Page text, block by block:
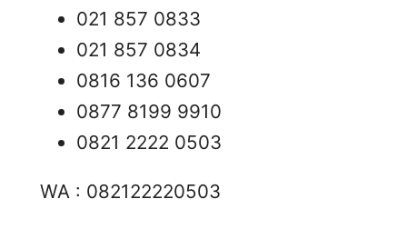
021 857 0833
021 857 0834
0816 136 0607
0877 8199 9910
0821 2222 0503
WA : 082122220503